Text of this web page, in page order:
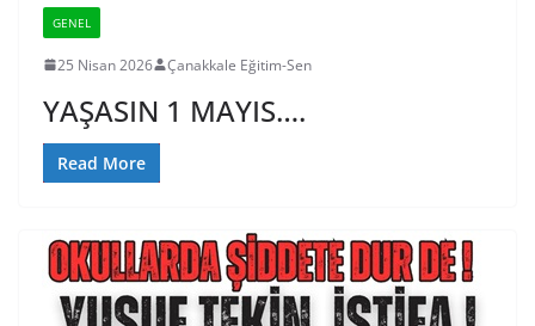
GENEL
25 Nisan 2026 Çanakkale Eğitim-Sen
YAŞASIN 1 MAYIS….
Read More